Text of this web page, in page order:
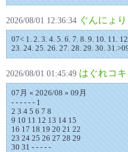
2026/08/01 12:36:34 ぐんにょ
07< 1. 2. 3. 4. 5. 6. 7. 8. 9. 10. 11.
23. 24. 25. 26. 27. 28. 29. 30.
2026/08/01 01:45:49 はぐれコキ
07月 « 2026/08 » 09月
- - - - - - 1
2 3 4 5 6 7 8
9 10 11 12 13 14 15
16 17 18 19 20 21 22
23 24 25 26 27 28 29
30 31 - - - - -